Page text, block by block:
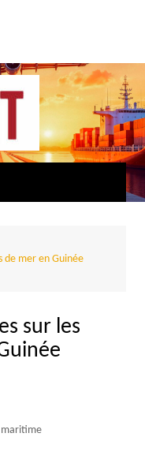
de mer en Guinée
sur les